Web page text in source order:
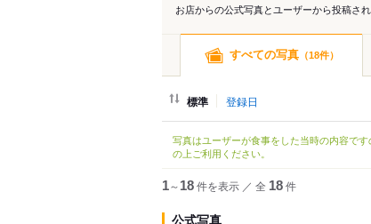
お店からの公式写真とユーザーから投稿さ
すべての写真（18件）
標準 登録日
写真はユーザーが食事をした当時の内容で
の上ご利用ください。
1～18件を表示 ／ 全 18件
公式写真